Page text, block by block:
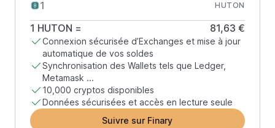
HUTON
1 HUTON = 81,63 €
Connexion sécurisée d’Exchanges et mise à jour
automatique de vos soldes
Synchronisation des Wallets tels que Ledger,
Metamask ...
10,000 cryptos disponibles
Données sécurisées et accès en lecture seule
Suivre sur Finary